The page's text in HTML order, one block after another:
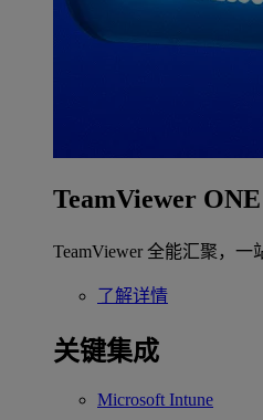
TeamViewer ONE
TeamViewer 全能汇聚，一
了解详情
关键集成
Microsoft Intune